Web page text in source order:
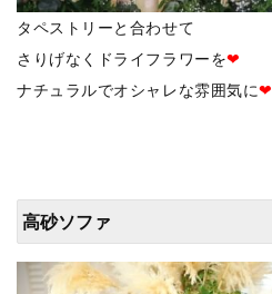
タペストリーと合わせて
さりげなくドライフラワーを❤
ナチュラルでオシャレな雰囲気に❤
高砂ソファ